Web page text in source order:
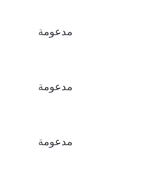
مدعومة
مدعومة
مدعومة